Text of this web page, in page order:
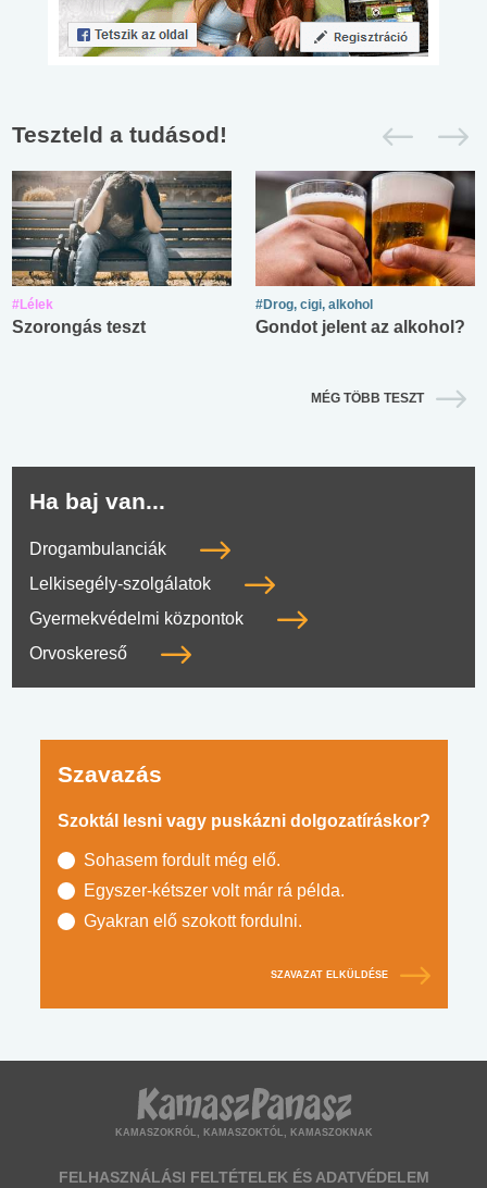
Teszteld a tudásod!
#Lélek
Szorongás teszt
#Drog, cigi, alkohol
Gondot jelent az alkohol?
MÉG TÖBB TESZT
Ha baj van...
Drogambulanciák
Lelkisegély-szolgálatok
Gyermekvédelmi központok
Orvoskereső
Szavazás
Szoktál lesni vagy puskázni dolgozatíráskor?
Sohasem fordult még elő.
Egyszer-kétszer volt már rá példa.
Gyakran elő szokott fordulni.
SZAVAZAT ELKÜLDÉSE
KAMASZOKRÓL, KAMASZOKTÓL, KAMASZOKNAK
FELHASZNÁLÁSI FELTÉTELEK ÉS ADATVÉDELEM